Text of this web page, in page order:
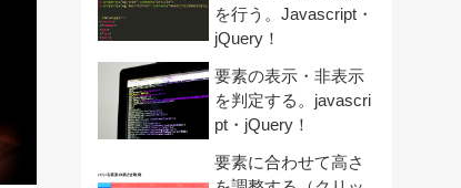
を行う。Javascript・
jQuery！
要素の表示・非表示
を判定する。javascri
pt・jQuery！
要素に合わせて高さ